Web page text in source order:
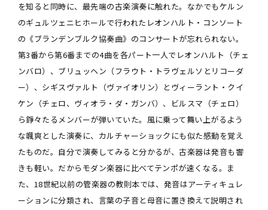
を知ると同時に、最先端の古楽演奏に触れた。なかでもケルン
のギュルツェニヒホールで行われたレオンハルト・コンソート
の《ブランデンブルク協奏曲》のコンサートが忘れられない。
第3番から第6番までの4曲を各パート一人でレオンハルト（チェ
ンバロ）、ブリュッヘン（フラウト・トラヴェルソとリコーダ
ー）、シギスヴァルト（ヴァイオリン）とヴィーラント・クイ
ケン（チェロ、ヴィオラ・ダ・ガンバ）、ビルスマ（チェロ）
ら錚々たるメンバーが弾いていた。風に乗って舞い上がるよう
な颯爽とした演奏に、カルチャーショックにも似た感動を覚え
たものだ。自分で演奏してみると分かるが、古楽器は発音も響
きも軽い。だからモダン楽器に比べてテンポが速くなる。ま
た、18世紀以前の管楽器の教則本では、発音はアーティキュレ
ーションに分類され、言葉の子音と母音に置き換えて説明され